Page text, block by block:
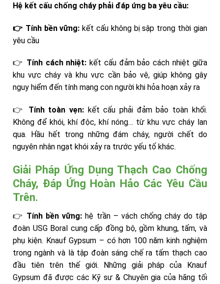
Hệ kết cấu chống cháy phải đáp ứng ba yêu cầu:
👉 Tính bền vững: kết cấu không bị sập trong thời gian
yêu cầu
👉 Tính cách nhiệt: kết cấu đảm bảo cách nhiệt giữa
khu vực cháy và khu vực cần bảo vệ, giúp không gây
nguy hiểm đến tính mạng con người khi hỏa hoạn xảy ra
👉 Tính toàn vẹn:kết cấu phải đảm bảo toàn khối.
Không để khói, khí độc, khí nóng… từ khu vực cháy lan
qua. Hầu hết trong những đám cháy, người chết do
nguyên nhân ngạt khói xảy ra trước yếu tố khác.
Giải Pháp Ứng Dụng Thạch Cao Chống
Cháy, Đáp Ứng Hoàn Hảo Các Yêu Cầu
Trên.
👉 Tính bền vững: hệ trần – vách chống cháy do tập
đoàn USG Boral cung cấp đồng bộ, gồm khung, tấm, và
phụ kiện. Knauf Gypsum – có hơn 100 năm kinh nghiệm
trong ngành và là tập đoàn sáng chế ra tấm thạch cao
đầu tiên trên thế giới. Những giải pháp của Knauf
Gypsum đã được các Kỹ sư & Chuyên gia của hãng tối